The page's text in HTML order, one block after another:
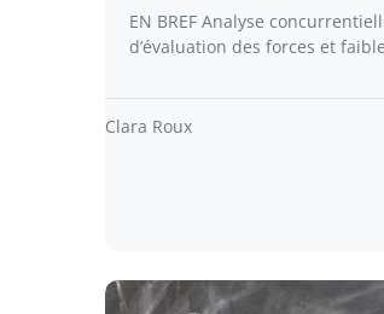
EN BREF Analyse
d’évaluation des forces et
Clara Roux